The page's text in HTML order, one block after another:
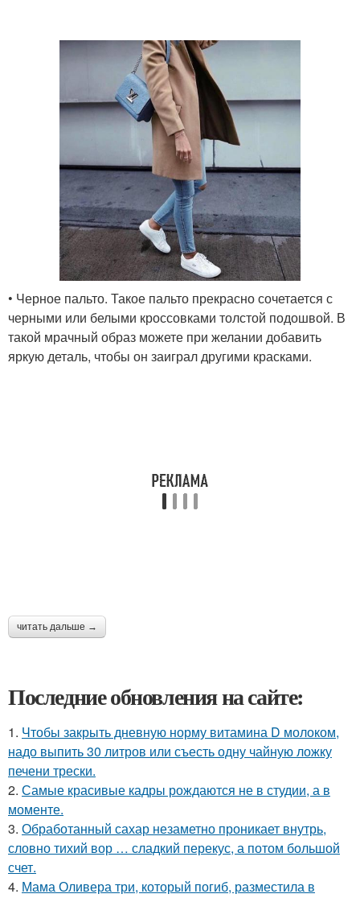
• Черное пальто. Такое пальто прекрасно сочетается с
черными или белыми кроссовками толстой подошвой. В
такой мрачный образ можете при желании добавить
яркую деталь, чтобы он заиграл другими красками.
читать дальше →
Последние обновления на сайте:
1. Чтобы закрыть дневную норму витамина D молоком,
надо выпить 30 литров или съесть одну чайную ложку
печени трески.
2. Самые красивые кадры рождаются не в студии, а в
моменте.
3. Обработанный сахар незаметно проникает внутрь,
словно тихий вор … сладкий перекус, а потом большой
счет.
4. Мама Оливера три, который погиб, разместила в